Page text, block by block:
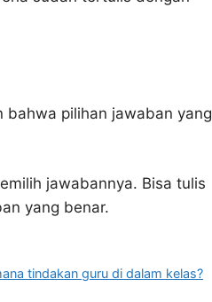
bahwa pilihan jawaban yang
jawabannya. Bisa tulis
yang benar.
tindakan guru di dalam kelas?